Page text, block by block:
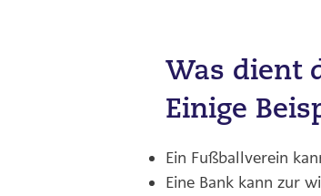
Was dient
Einige
Ein Fußballverein
Eine Bank kann zur